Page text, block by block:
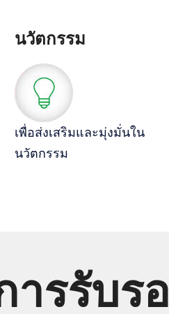
นวัตกรรม
เพื่อส่งเสริมและมุ่งมั่นใน
นวัตกรรม
ารรับร